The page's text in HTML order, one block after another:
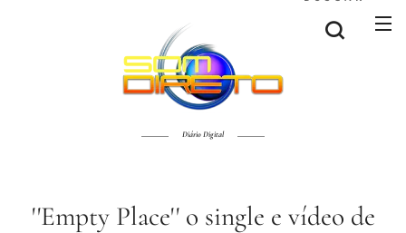
Diário Digital
''Empty Place'' o single e vídeo de